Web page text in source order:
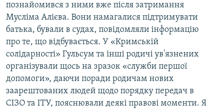
познайомився з ними вже після затримання
Мусліма Алієва. Вони намагалися підтримувати
батька, бували в судах, повідомляли інформацію
про те, що відбувається. У «Кримській
солідарності» Гульсум та інші родичі ув'язнених
організували щось на зразок «служби першої
допомоги», даючи поради родичам нових
заарештованих людей щодо порядку передач в
СІЗО та ІТУ, пояснювали деякі правові моменти. Я